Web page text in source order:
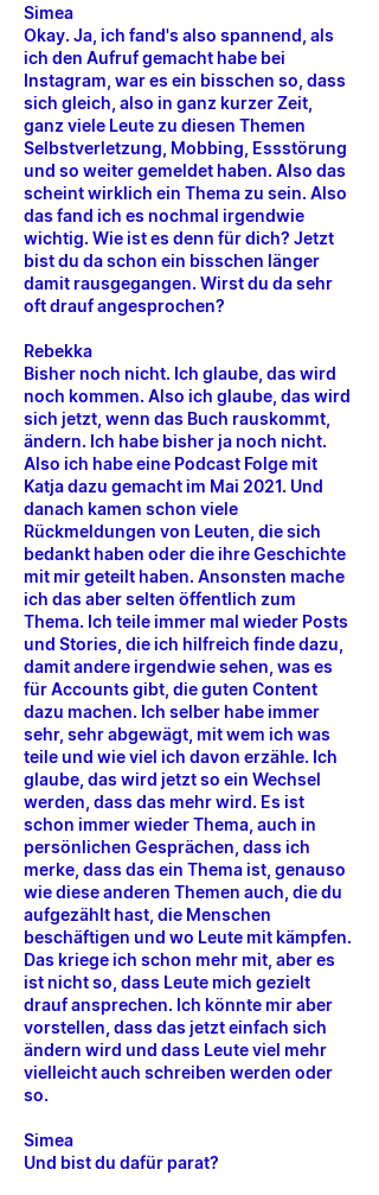
Simea
Okay. Ja, ich fand's also spannend, als
ich den Aufruf gemacht habe bei
Instagram, war es ein bisschen so, dass
sich gleich, also in ganz kurzer Zeit,
ganz viele Leute zu diesen Themen
Selbstverletzung, Mobbing, Essstörung
und so weiter gemeldet haben. Also das
scheint wirklich ein Thema zu sein. Also
das fand ich es nochmal irgendwie
wichtig. Wie ist es denn für dich? Jetzt
bist du da schon ein bisschen länger
damit rausgegangen. Wirst du da sehr
oft drauf angesprochen?
Rebekka
Bisher noch nicht. Ich glaube, das wird
noch kommen. Also ich glaube, das wird
sich jetzt, wenn das Buch rauskommt,
ändern. Ich habe bisher ja noch nicht.
Also ich habe eine Podcast Folge mit
Katja dazu gemacht im Mai 2021. Und
danach kamen schon viele
Rückmeldungen von Leuten, die sich
bedankt haben oder die ihre Geschichte
mit mir geteilt haben. Ansonsten mache
ich das aber selten öffentlich zum
Thema. Ich teile immer mal wieder Posts
und Stories, die ich hilfreich finde dazu,
damit andere irgendwie sehen, was es
für Accounts gibt, die guten Content
dazu machen. Ich selber habe immer
sehr, sehr abgewägt, mit wem ich was
teile und wie viel ich davon erzähle. Ich
glaube, das wird jetzt so ein Wechsel
werden, dass das mehr wird. Es ist
schon immer wieder Thema, auch in
persönlichen Gesprächen, dass ich
merke, dass das ein Thema ist, genauso
wie diese anderen Themen auch, die du
aufgezählt hast, die Menschen
beschäftigen und wo Leute mit kämpfen.
Das kriege ich schon mehr mit, aber es
ist nicht so, dass Leute mich gezielt
drauf ansprechen. Ich könnte mir aber
vorstellen, dass das jetzt einfach sich
ändern wird und dass Leute viel mehr
vielleicht auch schreiben werden oder
so.
Simea
Und bist du dafür parat?